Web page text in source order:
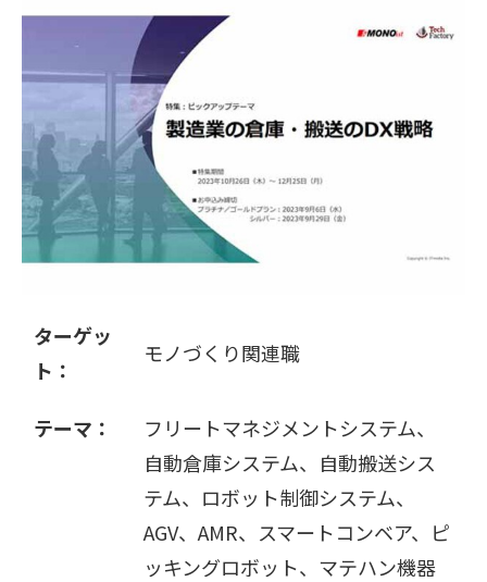
オンライン展示会/協賛ウェビナー
セミナー情報/ブログ
販売パートナー募集
ターゲッ
ト：
モノづくり関連職
テーマ：
フリートマネジメントシステム、
自動倉庫システム、自動搬送シス
テム、ロボット制御システム、
AGV、AMR、スマートコンベア、ピ
ッキングロボット、マテハン機器